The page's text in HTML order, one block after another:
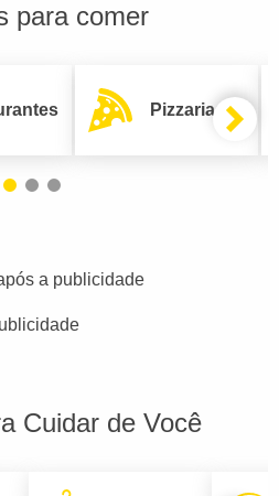
para comer
Pizzarias
a publicidade
Cuidar de Você